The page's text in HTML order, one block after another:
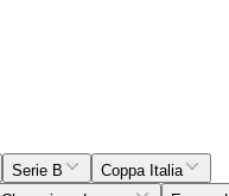
Serie B
Coppa Italia